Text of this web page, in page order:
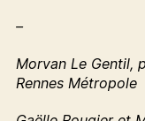
–
Morvan Le Gentil,
Rennes Métropole